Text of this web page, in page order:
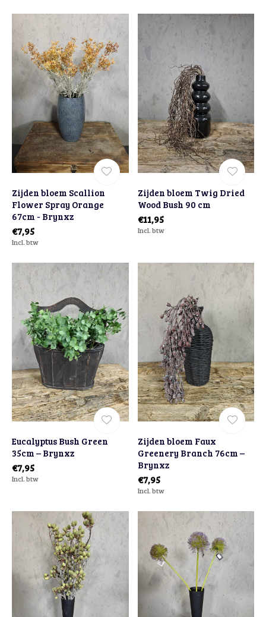
Zijden bloem Scallion
Flower Spray Orange
67cm - Brynxz
€7,95
Incl. btw
Zijden bloem Twig Dried
Wood Bush 90 cm
€11,95
Incl. btw
Eucalyptus Bush Green
35cm – Brynxz
€7,95
Incl. btw
Zijden bloem Faux
Greenery Branch 76cm –
Brynxz
€7,95
Incl. btw